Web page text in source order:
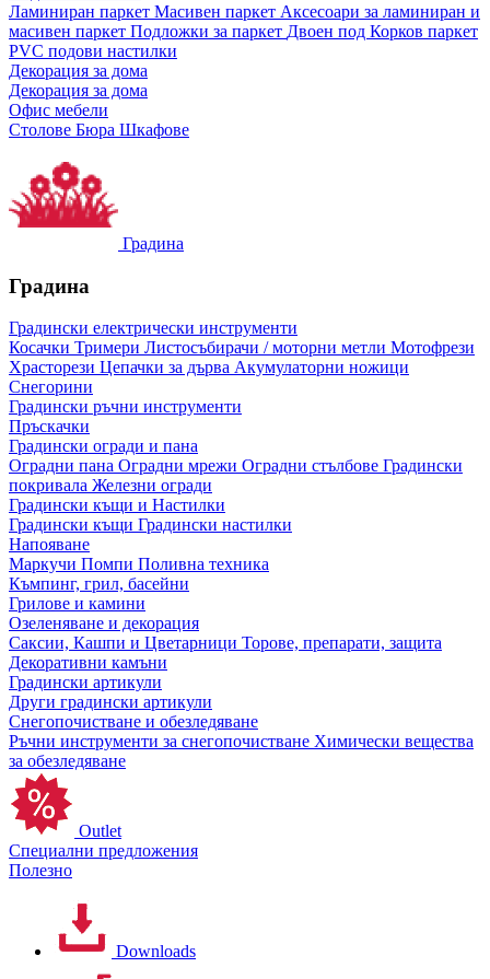
Ламиниран паркет Масивен паркет Аксесоари за ламиниран и
масивен паркет Подложки за паркет Двоен под Корков паркет
PVC подови настилки
Декорация за дома
Декорация за дома
Офис мебели
Столове Бюра Шкафове
Градина
Градина
Градински електрически инструменти
Косачки Тримери Листосъбирачи / моторни метли Мотофрези
Храсторези Цепачки за дърва Акумулаторни ножици
Снегорини
Градински ръчни инструменти
Пръскачки
Градински огради и пана
Оградни пана Оградни мрежи Оградни стълбове Градински
покривала Железни огради
Градински къщи и Настилки
Градински къщи Градински настилки
Напояване
Маркучи Помпи Поливна техника
Къмпинг, грил, басейни
Грилове и камини
Озеленяване и декорация
Саксии, Кашпи и Цветарници Торове, препарати, защита
Декоративни камъни
Градински артикули
Други градински артикули
Снегопочистване и обезледяване
Ръчни инструменти за снегопочистване Химически вещества
за обезледяване
Outlet
Специални предложения
Полезно
Downloads